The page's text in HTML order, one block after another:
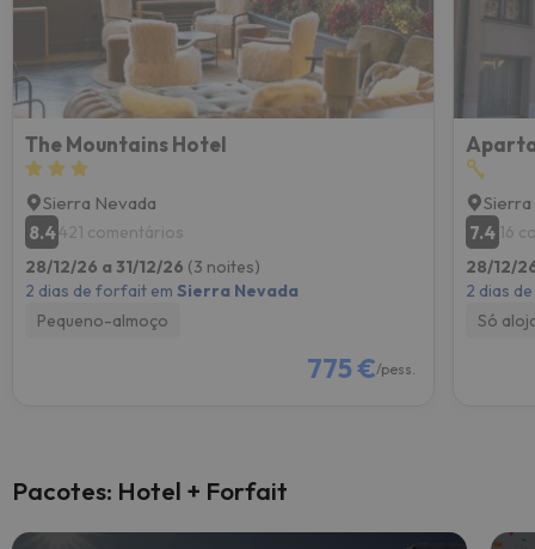
The Mountains Hotel
Sierra Nevada
8.4421 comentários
28/12/26 a 31/12/26 (3 noites)
2 dias de forfait em Sierra Nevada
Pequeno-almoço
775 €/pess.
7.4 16
28/12/
2 dias
Só
Pacotes: Hotel + Forfait